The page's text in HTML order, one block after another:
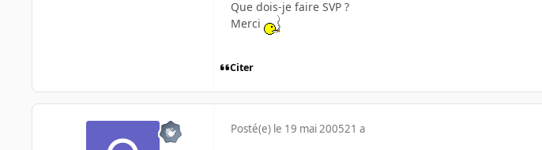
Que dois-je faire SVP ?
Merci
Citer
Posté(e) le 19 mai 200521 a